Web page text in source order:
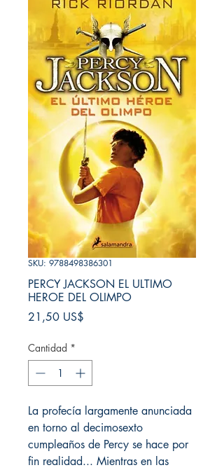
SKU: 9788498386301
PERCY JACKSON EL ULTIMO
HEROE DEL OLIMPO
21,50 US$
Cantidad *
La profecía largamente anunciada
en torno al decimosexto
cumpleaños de Percy se hace por
fin realidad... Mientras en las